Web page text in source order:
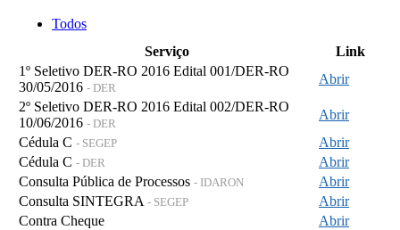
Todos
Serviço
Link
1º Seletivo DER-RO 2016 Edital 001/DER-RO
30/05/2016 - DER
Abrir
2º Seletivo DER-RO 2016 Edital 002/DER-RO
10/06/2016 - DER
Abrir
Cédula C - SEGEP
Abrir
Cédula C - DER
Abrir
Consulta Pública de Processos - IDARON
Abrir
Consulta SINTEGRA - SEGEP
Abrir
Contra Cheque
Abrir